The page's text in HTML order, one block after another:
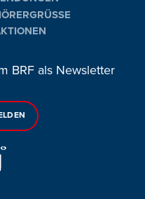
BRF als Newsletter